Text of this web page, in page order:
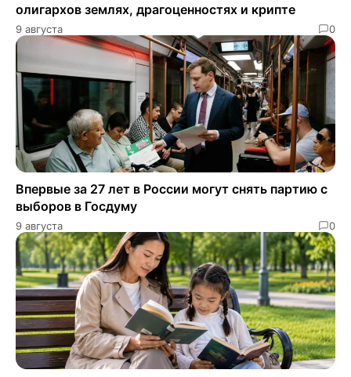
олигархов землях, драгоценностях и крипте
9 августа 0
Впервые за 27 лет в России могут снять партию с
выборов в Госдуму
9 августа 0